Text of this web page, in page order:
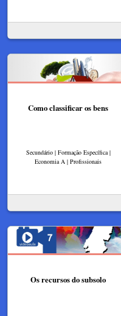
Como classificar os bens
Secundário | Formação Específica |
Economia A | Profissionais
Os recursos do subsolo